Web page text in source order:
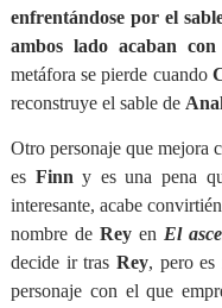
enfrentándose por el
ambos lado acaban
metáfora se pierde cuando
reconstruye el sable de
Otro personaje que mejora
es Finny es una pena
interesante, acabe
nombre de Rey en El
decide ir trasRey, pero es
personaje con el que